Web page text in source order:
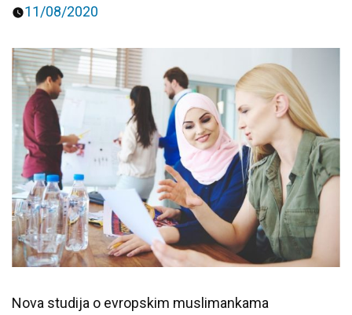
11/08/2020
Nova studija o evropskim muslimankama